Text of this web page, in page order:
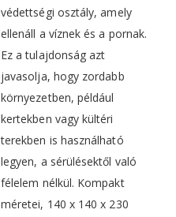
védettségi osztály, amely
ellenáll a víznek és a pornak.
Ez a tulajdonság azt
javasolja, hogy zordabb
környezetben, például
kertekben vagy kültéri
terekben is használható
legyen, a sérülésektől való
félelem nélkül. Kompakt
méretei, 140 x 140 x 230